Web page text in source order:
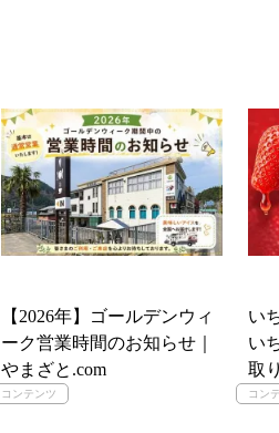
【2026年】ゴールデンウィ
ーク営業時間のお知らせ｜
やまざと.com
い
い
取